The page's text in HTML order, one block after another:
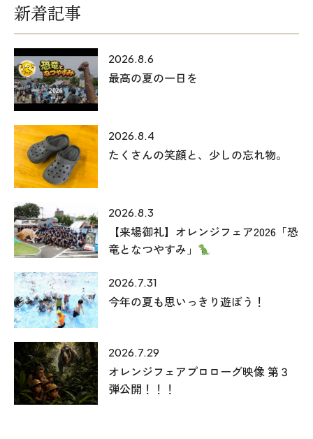
協力会社の皆様へ
住まいのなんでも相談
土地･空き家 不動産相談
移住と暮らし相談
資料請求
お問い合わせ
本社
〒941-0062 新潟県糸魚川市中央2-4-2
新着記事
2026.8.6
最高の夏の一日を
2026.8.4
たくさんの笑顔と、少しの忘れ物。
2026.8.3
【来場御礼】オレンジフェア2026「恐
竜となつやすみ」
2026.7.31
今年の夏も思いっきり遊ぼう！
2026.7.29
オレンジフェアプロローグ映像 第３
弾公開！！！